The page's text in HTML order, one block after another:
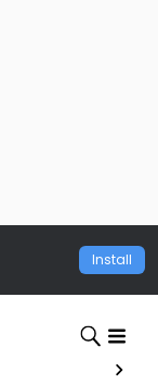
Install